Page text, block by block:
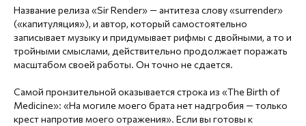
Название релиза «Sir Render» — антитеза слову «surrender»
(«капитуляция»), и автор, который самостоятельно
записывает музыку и придумывает рифмы с двойными, а то и
тройными смыслами, действительно продолжает поражать
масштабом своей работы. Он точно не сдается.
Самой пронзительной оказывается строка из «The Birth of
Medicine»: «На могиле моего брата нет надгробия — только
крест напротив моего отражения». Если вы готовы к